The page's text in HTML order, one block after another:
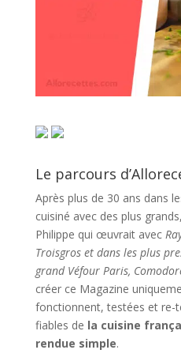
Le parcours
Après plus de 30 ans dans
cuisiné avec des plus
Philippe qui œuvrait avec
Troisgros et dans les plus
grand Véfour Paris,
créer ce Magazine
fonctionnent, testées et re-
fiables de la cuisine
rendue simple.